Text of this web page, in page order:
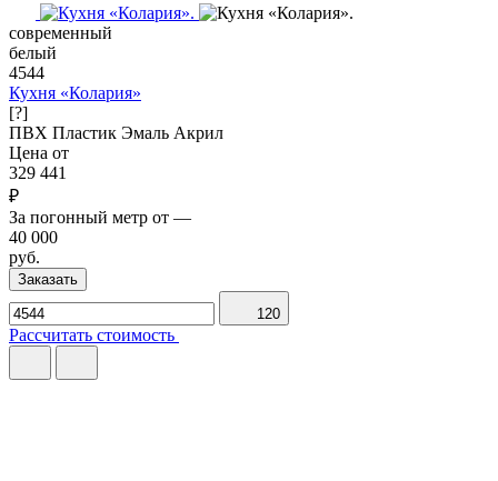
современный
белый
4544
Кухня «Колария»
[?]
ПВХ Пластик Эмаль Акрил
Цена от
329 441
₽
За погонный метр от —
40 000
руб.
Заказать
120
Рассчитать стоимость